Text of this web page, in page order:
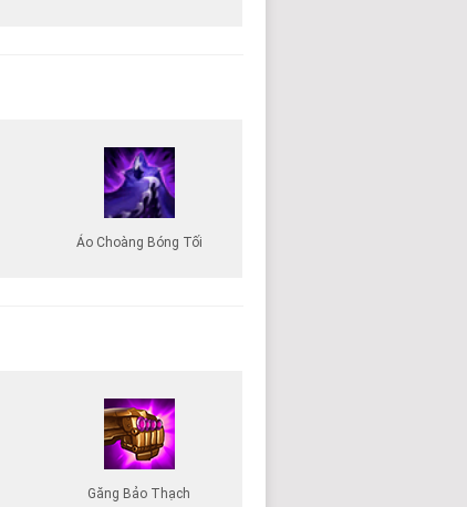
Áo Choàng Bóng Tối
Găng Bảo Thạch